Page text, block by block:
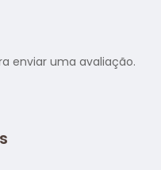
enviar uma avaliação.